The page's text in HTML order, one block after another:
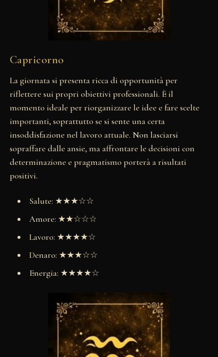
Capricorno
La giornata si presenta ricca di opportunità per
riflettere sui propri obiettivi professionali. È il
momento ideale per riorganizzare le idee e fare scelte
importanti, soprattutto se si sente una certa
insoddisfazione nel lavoro attuale. Non lasciarsi
sopraffare dalle ansie, ma affrontare le decisioni con
determinazione e pragmatismo porterà a risultati
positivi.
Salute: ★★★☆☆
Amore: ★★☆☆☆
Lavoro: ★★★★☆
Denaro: ★★★☆☆
Energia: ★★★★☆